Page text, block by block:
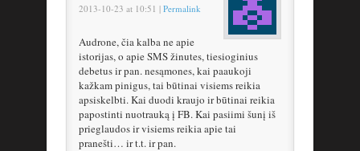
2013-10-23 at 10:51 | Permalink
Audrone, čia kalba ne apie
istorijas, o apie SMS žinutes, tiesioginius
debetus ir pan. nesąmones, kai paaukoji
kažkam pinigus, tai būtinai visiems reikia
apsiskelbti. Kai duodi kraujo ir būtinai reikia
papostinti nuotrauką į FB. Kai pasiimi šunį iš
prieglaudos ir visiems reikia apie tai
pranešti… ir t.t. ir pan.